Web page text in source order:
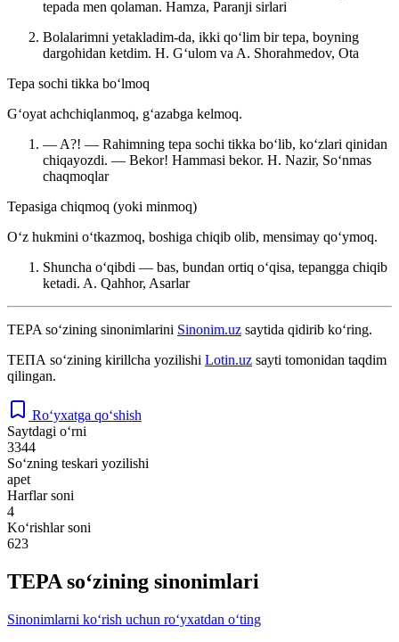
tepada men qolaman. Hamza, Paranji sirlari
Bolalarimni yetakladim-da, ikki qoʻlim bir tepa, boyning
dargohidan ketdim. H. Gʻulom va A. Shorahmedov, Ota
Tepa sochi tikka boʻlmoq
Gʻoyat achchiqlanmoq, gʻazabga kelmoq.
— A?! — Rahimning tepa sochi tikka boʻlib, koʻzlari qinidan
chiqayozdi. — Bekor! Hammasi bekor. H. Nazir, Soʻnmas
chaqmoqlar
Tepasiga chiqmoq (yoki minmoq)
Oʻz hukmini oʻtkazmoq, boshiga chiqib olib, mensimay qoʻymoq.
Shuncha oʻqibdi — bas, bundan ortiq oʻqisa, tepangga chiqib
ketadi. A. Qahhor, Asarlar
TEPA so‘zining sinonimlarini Sinonim.uz saytida qidirib ko‘ring.
ТЕПА so‘zining kirillcha yozilishi Lotin.uz sayti tomonidan taqdim
qilingan.
Ro‘yxatga qo‘shish
Saytdagi o‘rni
3344
So‘zning teskari yozilishi
apet
Harflar soni
4
Ko‘rishlar soni
623
TEPA so‘zining sinonimlari
Sinonimlarni ko‘rish uchun ro‘yxatdan o‘ting